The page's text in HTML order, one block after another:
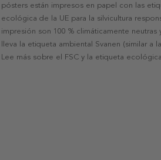
pósters están impresos en papel con las
ecológica de la UE para la silvicultura
impresión son 100 % climáticamente
lleva la etiqueta ambiental Svanen (similar a
Lee más sobre el FSC y la etiqueta